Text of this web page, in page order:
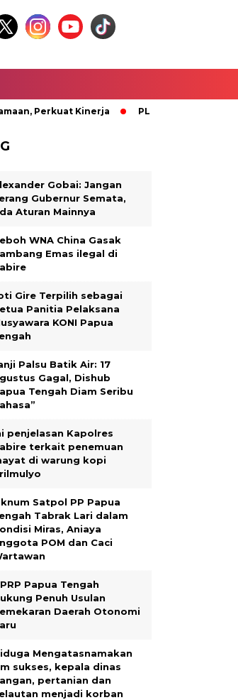
Kinerja PLN Nabire Berbagi Kasih
Gobai: Jangan
Gubernur Semata,
Aturan Mainnya
WNA China Gasak
Emas ilegal di
Gire Terpilih sebagai
Panitia Pelaksana
KONI Papua
Palsu Batik Air: 17
Gagal, Dishub
Tengah Diam Seribu
penjelasan Kapolres
terkait penemuan
di warung kopi
Satpol PP Papua
Tabrak Lari dalam
Miras, Aniaya
POM dan Caci
Papua Tengah
Penuh Usulan
Daerah Otonomi
Mengatasnamakan
sukses, kepala dinas
pertanian dan
menjadi korban